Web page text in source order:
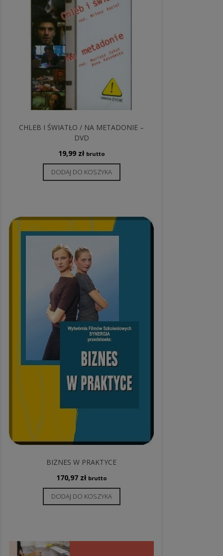
CHLEB I ŚWIATŁO / NA METADONIE –
DVD
19,99 zł brutto
DODAJ DO KOSZYKA
BIZNES W PRAKTYCE
170,97 zł brutto
DODAJ DO KOSZYKA